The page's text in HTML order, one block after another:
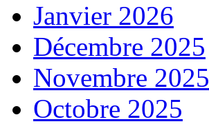
Janvier 2026
Décembre 2025
Novembre 2025
Octobre 2025